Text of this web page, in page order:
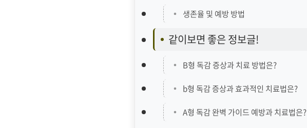
생존율 및 예방 방법
같이보면 좋은 정보글!
B형 독감 증상과 치료 방법은?
b형 독감 증상과 효과적인 치료법은?
A형 독감 완벽 가이드 예방과 치료법은?